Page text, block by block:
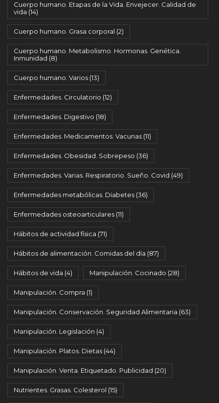
Cuerpo humano. Etapas de la Vida. Envejecer. Calidad de
vida (14)
Cuerpo humano. Grasa corporal (2)
Cuerpo humano. Metabolismo. Hormonas. Genética.
Inmunidad (8)
Cuerpo humano. Varios (13)
Enfermedades. Circulatorio (12)
Enfermedades. Digestivo (18)
Enfermedades. Medicamentos. Vacunas (11)
Enfermedades. Obesidad. Sobrepeso (36)
Enfermedades. Varias. Respiratorio. Sueño. Covid (49)
Enfermedades metabólicas. Diabetes (36)
Enfermedades osteoarticulares (11)
Hábitos de actividad física (71)
Hábitos de alimentación. Comidas del día (87)
Hábitos de vida (4) Manipulación. Cocinado (28)
Manipulación. Compra (1)
Manipulación. Conservación. Seguridad Alimentaria (63)
Manipulación. Legislación (4)
Manipulación. Platos. Dietas (44)
Manipulación. Venta. Etiquetado. Publicidad (20)
Nutrientes. Grasas. Colesterol (15)